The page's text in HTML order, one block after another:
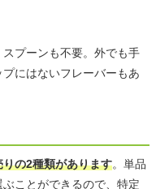
プーンも不要。外でも手
にはないフレーバーもあ
の2種類があります。単品
ことができるので、特定